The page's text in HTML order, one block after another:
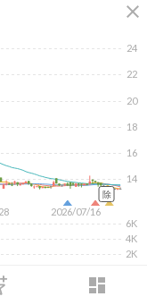
dashboard
登入
close
2026/07/16
14
16
18
20
22
24
2K
4K
6K
除
手勢操作